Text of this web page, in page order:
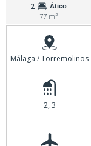
2 Ático
77 m²
Málaga / Torremolinos
2, 3